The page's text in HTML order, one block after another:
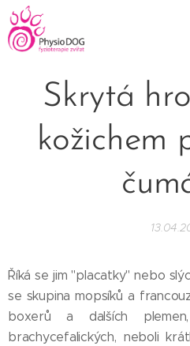
Skrytá
kožichem
Říká se jim "placatky" nebo
se skupina mopsíků a
boxerů a dalších
brachycefalických, neboli